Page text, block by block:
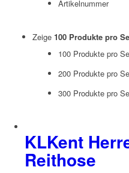
Artikelnummer
Zeige 100 Produkte pro
100 Produkte pro
200 Produkte pro
300 Produkte pro
KLKent
Reithose